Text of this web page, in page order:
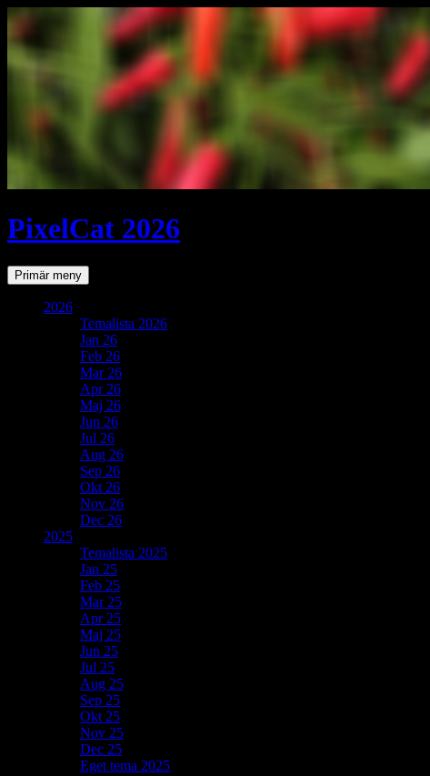
PixelCat 2026
SökPrimär meny Gå
till
2026
Temalista 2026
Jan 26
Feb 26
Mar 26
Apr 26
Maj 26
Jun 26
Jul 26
Aug 26
Sep 26
Okt 26
Nov 26
Dec 26
2025
Temalista 2025
Jan 25
Feb 25
Mar 25
Apr 25
Maj 25
Jun 25
Jul 25
Aug 25
Sep 25
Okt 25
Nov 25
Dec 25
Eget tema 2025